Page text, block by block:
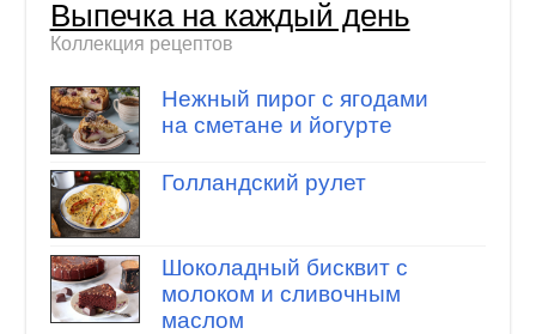
Выпечка на каждый день
Коллекция рецептов
Нежный пирог с ягодами
на сметане и йогурте
Голландский рулет
Шоколадный бисквит с
молоком и сливочным
маслом